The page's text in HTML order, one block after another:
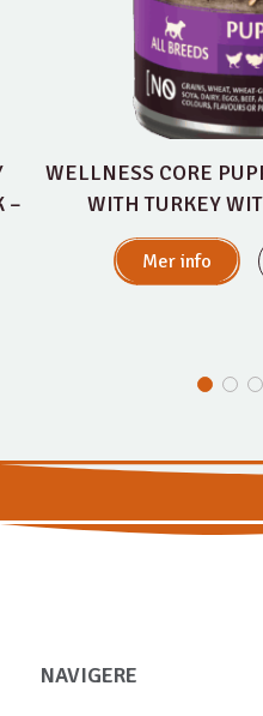
–
WELLNESS CORE
WITH TURKEY
Mer info
NAVIGERE